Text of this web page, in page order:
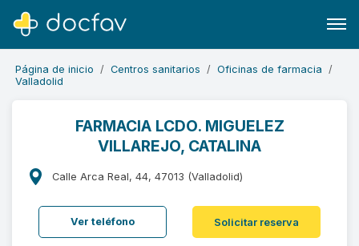
Buscar
Software para clínicas
Soporte
¿Eres un doctor?
Página de inicio Centros sanitarios
Oficinas de farmacia
Valladolid
FARMACIA LCDO. MIGUELEZ
VILLAREJO, CATALINA
Calle Arca Real, 44, 47013 (Valladolid)
Ver teléfono Solicitar reserva